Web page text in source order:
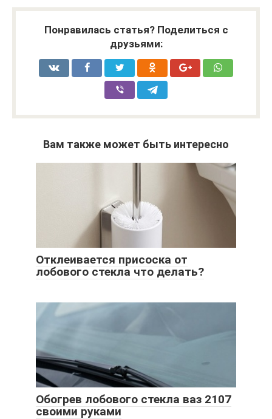
Понравилась статья? Поделиться с
друзьями:
Вам также может быть интересно
Отклеивается присоска от
лобового стекла что делать?
Обогрев лобового стекла ваз 2107
своими руками